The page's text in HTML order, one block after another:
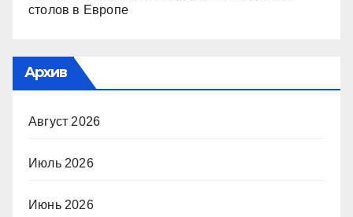
столов в Европе
Архив
Август 2026
Июль 2026
Июнь 2026